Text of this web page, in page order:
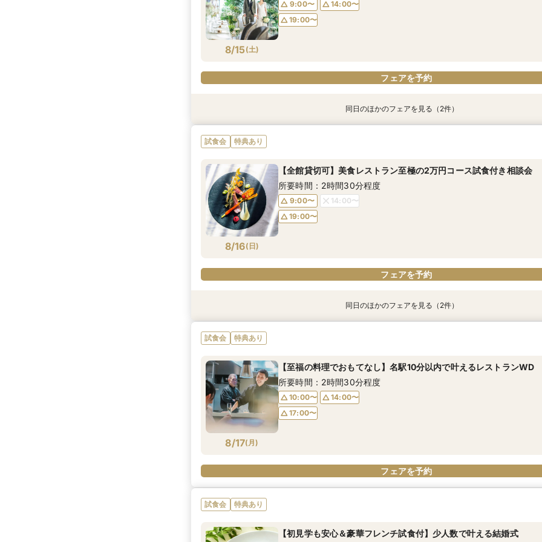
8/14(金)
8/14(金)
8/15(土)
9:00〜
14:00〜
19:00〜
フェアを予約
8/15(土
9:00〜
14:00〜
19:00〜
8/15(土
9:00〜
14:00〜
19:00〜
同日のほかのフェアを見る（2件）
試食会 特典あり
8/16( 日)
【全館貸切可】美食レストラン至極の2万円コース試食付き相談会
所要時間：2時間30分程度
9:00〜
14:00〜
19:00〜
フェアを予約
8/16(日)
9:00〜
14:00〜
19:00〜
8/16(日)
9:00〜
14:00〜
19:00〜
同日のほかのフェアを見る（2件）
試食会 特典あり
8/17( 月)
【至福の料理でおもてなし】名駅10分以内で叶えるレストランWD
所要時間：2時間30分程度
10:00〜
14:00〜
17:00〜
フェアを予約
試食会 特典あり
【初見学も安心＆豪華フレンチ試食付】少人数で叶える結婚式